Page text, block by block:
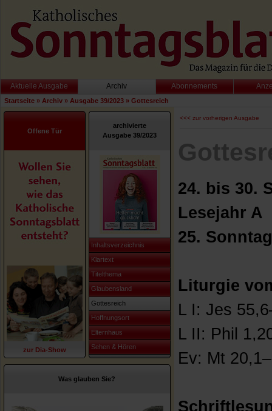
Aktuelle Ausgabe Archiv Abonnements
Startseite » Archiv » Ausgabe 39/2023 » Gottesreich
Offene Tür
zur Dia-Show
archivierte
Ausgabe 39/2023
Inhaltsverzeichnis
Klartext
Titelthema
Glaubensland
Gottesreich
Hoffnungsort
Elternhaus
Sehen & Hören
Was glauben Sie?
<<< zur vorherigen Ausgabe
24. bis 30.
Lesejahr A
25.
Liturgie
L I: Jes
L II: Phil
Ev: Mt